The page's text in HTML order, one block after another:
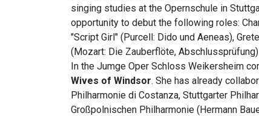
singing studies at the Opernschule in
opportunity to debut the following roles:
"Script Girl" (Purcell: Dido und Aeneas),
(Mozart: Die Zauberflöte, Abschlussprüfung)
In the Jumge Oper Schloss Weikersheim
Wives of Windsor. She has already
Philharmonie di Costanza, Stuttgarter
Großpolnischen Philharmonie (Hermann